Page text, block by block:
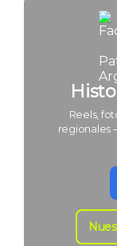
Reels,
regionales